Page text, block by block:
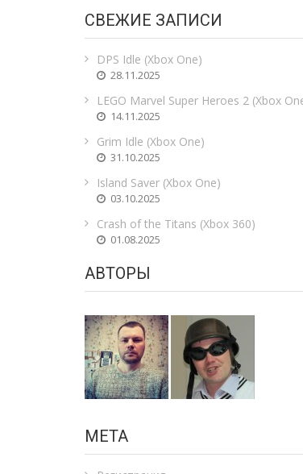
СВЕЖИЕ ЗАПИСИ
DPS Idle (Xbox One)
28.11.2025
LEGO Marvel Super Heroes 2 (Xbox
14.11.2025
Grim Idle (Xbox One)
31.10.2025
Island Saver (Xbox One)
03.10.2025
Crash of the Titans (Xbox 360)
01.08.2025
АВТОРЫ
МЕТА